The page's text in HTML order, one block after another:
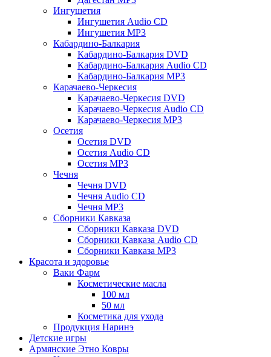
Ингушетия
Ингушетия Audio CD
Ингушетия MP3
Кабардино-Балкария
Кабардино-Балкария DVD
Кабардино-Балкария Audio CD
Кабардино-Балкария MP3
Карачаево-Черкесия
Карачаево-Черкесия DVD
Карачаево-Черкесия Audio CD
Карачаево-Черкесия MP3
Осетия
Осетия DVD
Осетия Audio CD
Осетия MP3
Чечня
Чечня DVD
Чечня Audio CD
Чечня MP3
Сборники Кавказа
Сборники Кавказа DVD
Сборники Кавказа Audio CD
Сборники Кавказа MP3
Красота и здоровье
Ваки Фарм
Косметические масла
100 мл
50 мл
Косметика для ухода
Продукция Наринэ
Детские игры
Армянские Этно Ковры